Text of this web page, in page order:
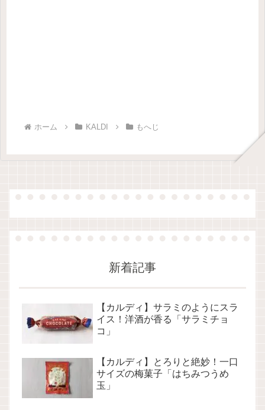
ホーム KALDI もへじ
新着記事
【カルディ】サラミのようにスラ
イス！洋酒が香る「サラミチョ
コ」
【カルディ】とろりと絶妙！一口
サイズの梅菓子「はちみつうめ
玉」